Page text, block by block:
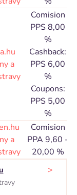
a
Comision
PPS 8,00
%
Cashback:
PPS 6,00
%
Coupons:
PPS 5,00
%
a
Comision
PPA 9,60 -
20,00 %
>